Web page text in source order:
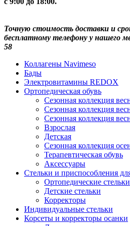
Точную стоимость доставки и
бесплатному телефону у нашего
58
Коллагены Navimeso
Бады
Электровитамины REDOX
Ортопедическая обувь
Сезонная коллекция
Сезонная коллекция
Сезонная коллекция
Взрослая
Детская
Сезонная коллекция
Терапевтическая обувь
Аксессуары
Стельки и приспособления
Ортопедические стельки
Детские стельки
Корректоры
Индивидуальные стельки
Корсеты и корректоры осанки